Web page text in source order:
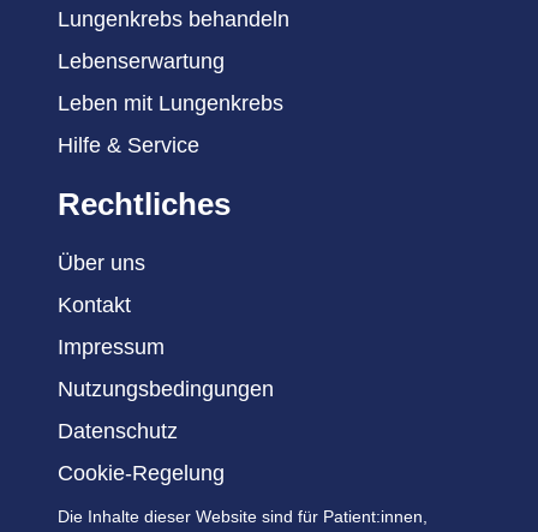
Lungenkrebs behandeln
Lebenserwartung
Leben mit Lungenkrebs
Hilfe & Service
Rechtliches
Über uns
Kontakt
Impressum
Nutzungsbedingungen
Datenschutz
Cookie-Regelung
Die Inhalte dieser Website sind für Patient:innen,